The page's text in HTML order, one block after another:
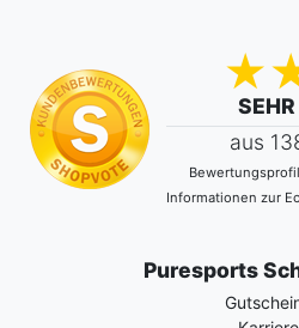
aus
Informationen zur
Puresports